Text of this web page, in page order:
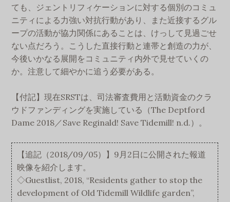
ても、ジェントリフィケーションに対する個別のコミュ
ニティによる力強い対抗行動があり、また近接するグル
ープの活動が協力関係にあることは、けっして見過ごせ
ない点だろう。こうした直接行動と連帯と創造の力が、
今後いかなる展開をコミュニティ内外で見せていくの
か。注意して細やかに追う必要がある。
【付記】現在SRSTは、司法審査費用と活動資金のクラ
ウドファンディングを実施している（The Deptford
Dame 2018／Save Reginald! Save Tidemill! n.d.）。
【追記（2018/09/05）】9月2日に公開された報道
映像を紹介します。
◇Guestlist, 2018, “Residents gather to stop the
development of Old Tidemill Wildlife garden”,